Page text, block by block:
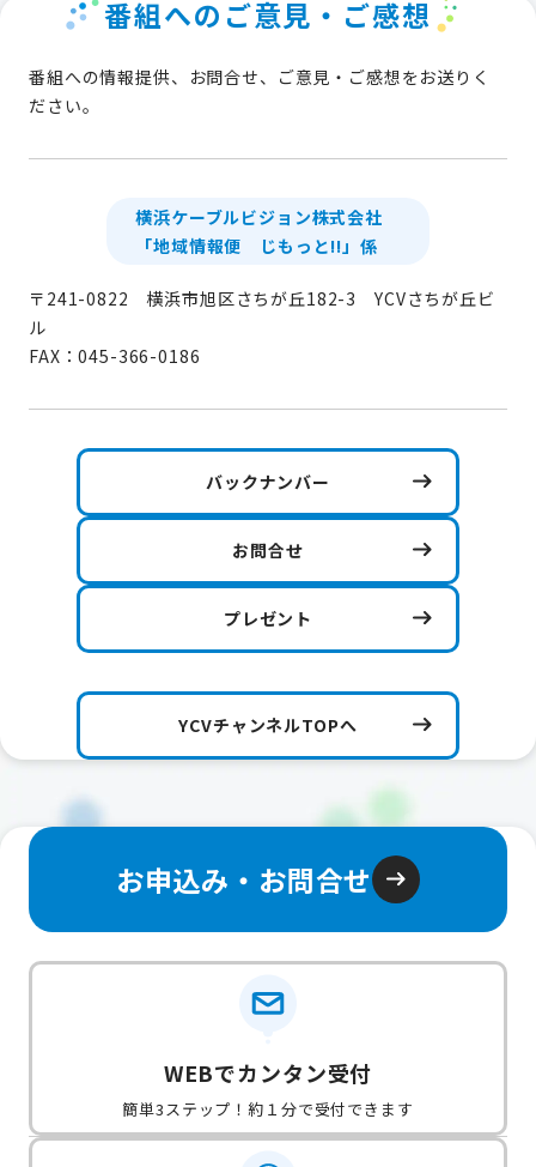
番組へのご意見・ご感想
番組への情報提供、お問合せ、ご意見・ご感想をお送りく
ださい。
横浜ケーブルビジョン株式会社
「地域情報便 じもっと!!」係
〒241-0822 横浜市旭区さちが丘182-3 YCVさちが丘ビ
ル
FAX：045-366-0186
バックナンバー
お問合せ
プレゼント
YCVチャンネルTOPへ
お申込み・お問合せ
WEBでカンタン受付
簡単3ステップ！約１分で受付できます